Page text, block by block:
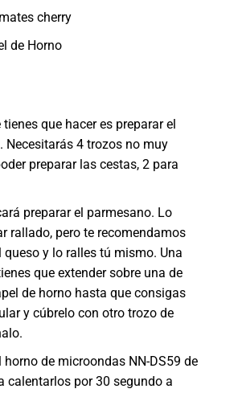
cherry
de Horno
que hacer es preparar el
Necesitarás 4 trozos no muy
preparar las cestas, 2 para
preparar el parmesano. Lo
rallado, pero te recomendamos
queso y lo ralles tú mismo. Una
que extender sobre una de
de horno hasta que consigas
y cúbrelo con otro trozo de
horno de microondas NN-DS59 de
calentarlos por 30 segundo a